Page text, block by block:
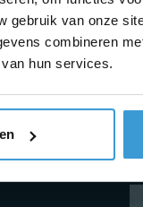
gebruik van onze
combineren
hun services.
reizen.